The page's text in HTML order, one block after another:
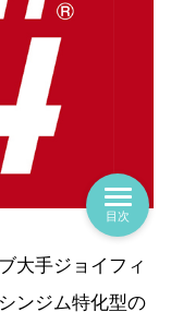
大手ジョイフィ
ンジム特化型の
目次